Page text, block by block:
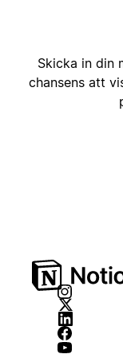
Skicka in din
chansens att